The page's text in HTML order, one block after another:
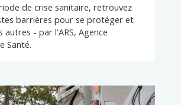
de crise sanitaire, retrouvez
barrières pour se protéger et
- par l'ARS, Agence
Santé.